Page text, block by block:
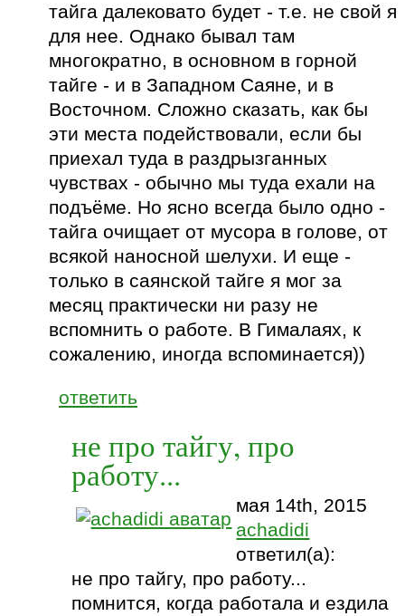
тайга далековато будет - т.е. не свой я
для нее. Однако бывал там
многократно, в основном в горной
тайге - и в Западном Саяне, и в
Восточном. Сложно сказать, как бы
эти места подействовали, если бы
приехал туда в раздрызганных
чувствах - обычно мы туда ехали на
подъёме. Но ясно всегда было одно -
тайга очищает от мусора в голове, от
всякой наносной шелухи. И еще -
только в саянской тайге я мог за
месяц практически ни разу не
вспомнить о работе. В Гималаях, к
сожалению, иногда вспоминается))
ответить
не про тайгу, про
работу...
мая 14th, 2015
achadidi
ответил(а):
не про тайгу, про работу...
помнится, когда работала и ездила